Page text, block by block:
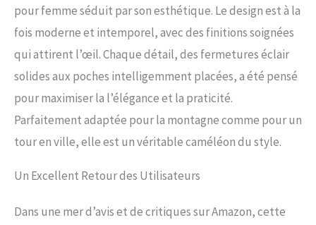
pour femme séduit par son esthétique. Le design est à la
fois moderne et intemporel, avec des finitions soignées
qui attirent l’œil. Chaque détail, des fermetures éclair
solides aux poches intelligemment placées, a été pensé
pour maximiser la l’élégance et la praticité.
Parfaitement adaptée pour la montagne comme pour un
tour en ville, elle est un véritable caméléon du style.
Un Excellent Retour des Utilisateurs
Dans une mer d’avis et de critiques sur Amazon, cette